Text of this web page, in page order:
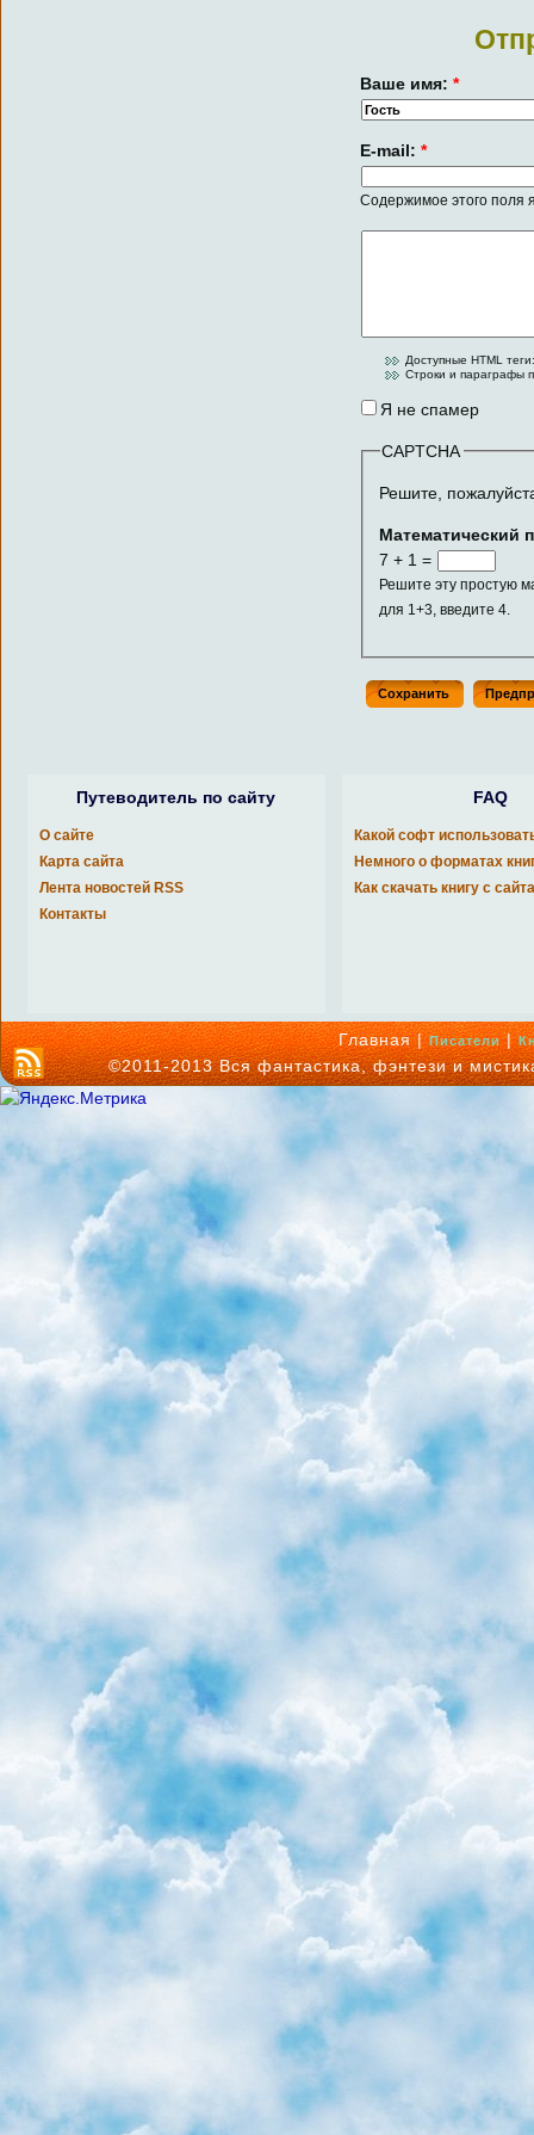
Ваше имя:*
E-mail:*
Содержимое этого поля
Доступные HTML
Строки и параграфы
Я не спамер
CAPTCHA
Решите,
Математический
7 + 1 =
Решите эту простую
для 1+3, введите 4.
Путеводитель по сайту
О сайте
Карта сайта
Лента новостей RSS
Контакты
FAQ
Какой софт
Немного о форматах
Как скачать книгу с
Главная |Писатели|
©2011-2013 Вся фантастика, фэнтези и